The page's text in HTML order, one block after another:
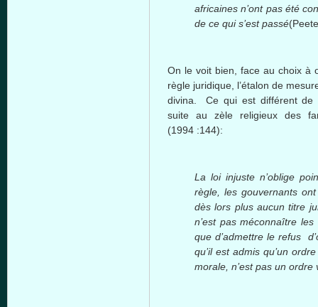
africaines n’ont pas été
de ce qui s’est passé
On le voit bien, face au choix à
règle juridique, l’étalon de
divina. Ce qui est différent de
suite au zèle religieux des
(1994 :144):
La loi injuste n’oblige
règle, les gouvernants
dès lors plus aucun titre
n’est pas méconnaître
que d’admettre le refus
qu’il est admis qu’un
morale, n’est pas un